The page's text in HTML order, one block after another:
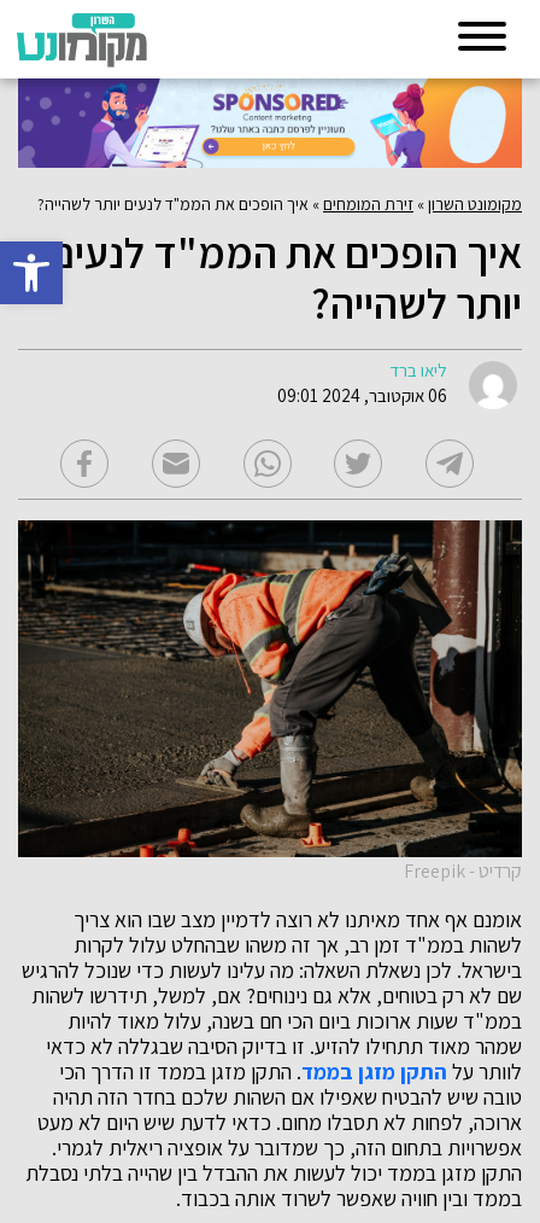
פתח
מקומונט השרון» זירת המומחים» איך הופכים את הממ"ד לנעים יותר לשהייה?
איך הופכים את הממ"ד לנעים
יותר לשהייה?
ליאו ברד
06 אוקטובר, 2024 09:01
קרדיט - Freepik
אומנם אף אחד מאיתנו לא רוצה לדמיין מצב שבו הוא צריך
לשהות בממ"ד זמן רב, אך זה משהו שבהחלט עלול לקרות
בישראל. לכן נשאלת השאלה: מה עלינו לעשות כדי שנוכל להרגיש
שם לא רק בטוחים, אלא גם נינוחים? אם, למשל, תידרשו לשהות
בממ"ד שעות ארוכות ביום הכי חם בשנה, עלול מאוד להיות
שמהר מאוד תתחילו להזיע. זו בדיוק הסיבה שבגללה לא כדאי
לוותר על התקן מזגן בממד. התקן מזגן בממד זו הדרך הכי
טובה שיש להבטיח שאפילו אם השהות שלכם בחדר הזה תהיה
ארוכה, לפחות לא תסבלו מחום. כדאי לדעת שיש היום לא מעט
אפשרויות בתחום הזה, כך שמדובר על אופציה ריאלית לגמרי.
התקן מזגן בממד יכול לעשות את ההבדל בין שהייה בלתי נסבלת
בממד ובין חוויה שאפשר לשרוד אותה בכבוד.